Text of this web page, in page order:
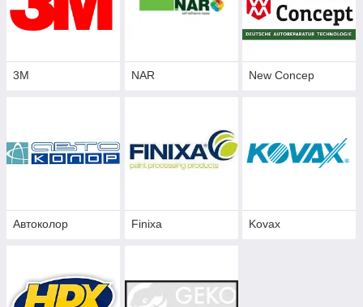
3М NAR New Concep
Автоколор Finixa Kovax